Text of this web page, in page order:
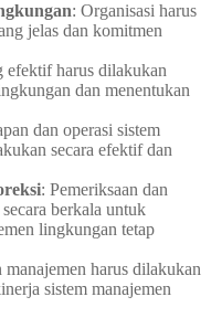
: Organisasi harus
jelas dan komitmen
efektif harus dilakukan
dan menentukan
dan operasi sistem
secara efektif dan
: Pemeriksaan dan
berkala untuk
lingkungan tetap
manajemen harus dilakukan
sistem manajemen